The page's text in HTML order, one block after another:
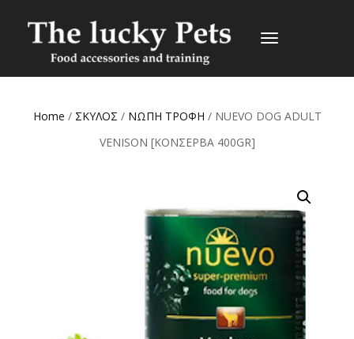
TOGGLE
Home / ΣΚΥΛΟΣ / ΝΩΠΗ ΤΡΟΦΗ / NUEVO DOG ADULT
VENISON [ΚΟΝΣΕΡΒΑ 400GR]